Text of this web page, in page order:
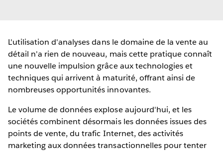
L'utilisation d'analyses dans le domaine de la vente au
détail n'a rien de nouveau, mais cette pratique connaît
une nouvelle impulsion grâce aux technologies et
techniques qui arrivent à maturité, offrant ainsi de
nombreuses opportunités innovantes.
Le volume de données explose aujourd'hui, et les
sociétés combinent désormais les données issues des
points de vente, du trafic Internet, des activités
marketing aux données transactionnelles pour tenter